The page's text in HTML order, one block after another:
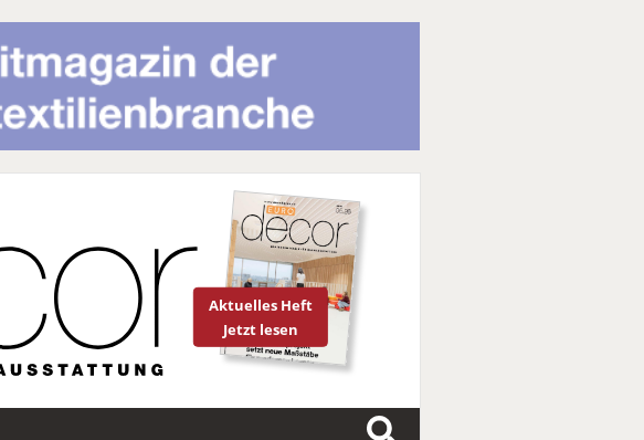
Aktuelles Heft
Jetzt lesen